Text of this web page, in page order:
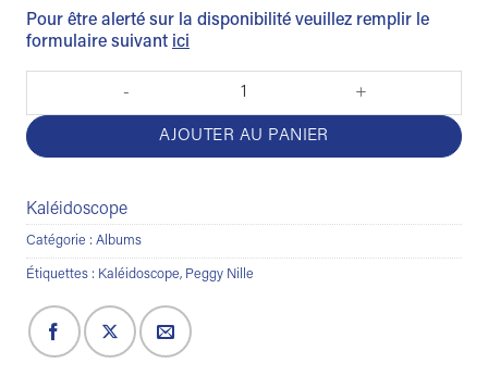
Pour être alerté sur la disponibilité veuillez remplir le
formulaire suivant ici
quantité de L'odyssée d'Amanite
AJOUTER AU PANIER
Kaléidoscope
Catégorie : Albums
Étiquettes : Kaléidoscope, Peggy Nille